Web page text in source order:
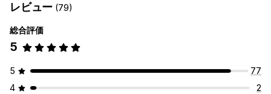
レビュー (79)
総合評価
5
5
77
4
2